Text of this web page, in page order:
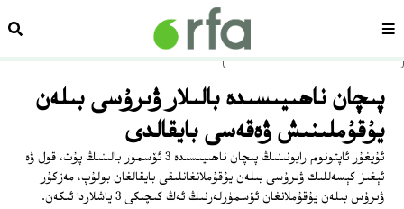
ئاساسلىق مەزمۇنغا ئاتلاڭسەھىپە
پىچان ناھىيىسىدە بالىلار ۋىرۇسى بىلەن
يۇقۇملىنىش ۋەقەسى بايقالدى
ئۇيغۇر ئاپتونوم رايونىنىڭ پىچان ناھىيىسىدە 3 ئۆسمۈر بالىنىڭ پۇت، قول ۋە
ئېغىز كېسەللىك ۋىرۇسى بىلەن يۇقۇملانغانلىقى بايقالغان بولۇپ، مەزكۇر
ۋىرۇس بىلەن يۇقۇملانغان ئۆسمۈرلەرنىڭ ئەڭ كىچىكى 3 ياشلاردا ئىكەن.